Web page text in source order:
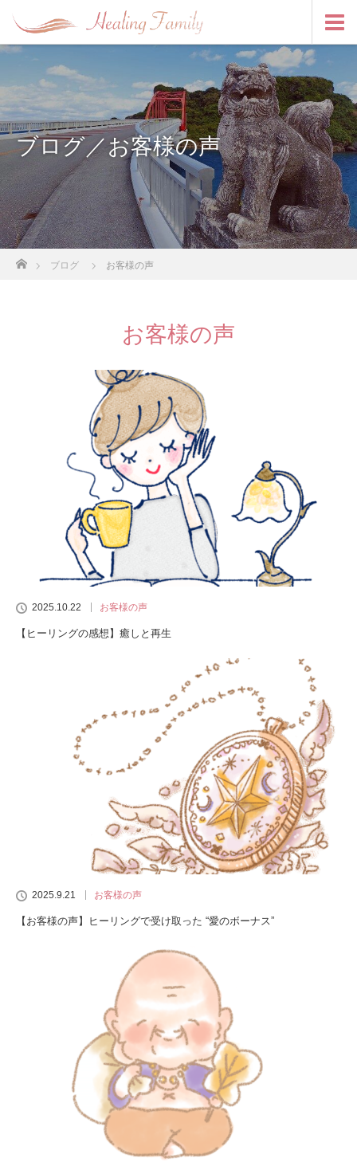
ブログ／お客様の声
ブログ お客様の声
お客様の声
2025.10.22 お客様の声
【ヒーリングの感想】癒しと再生
2025.9.21 お客様の声
【お客様の声】ヒーリングで受け取った “愛のボーナス”